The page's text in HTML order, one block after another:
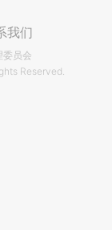
我们
委员会
Reserved.